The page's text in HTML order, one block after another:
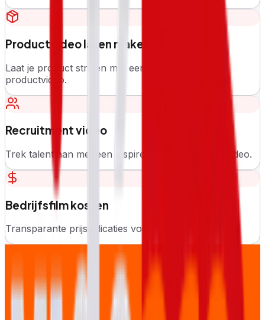
Productvideo laten maken
Laat je product stralen met een professionele
productvideo.
Recruitment video
Trek talent aan met een inspirerende recruitmentvideo.
Bedrijfsfilm kosten
Transparante prijsindicaties voor uw bedrijfsfilm.